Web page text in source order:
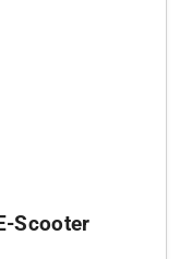
Scooter